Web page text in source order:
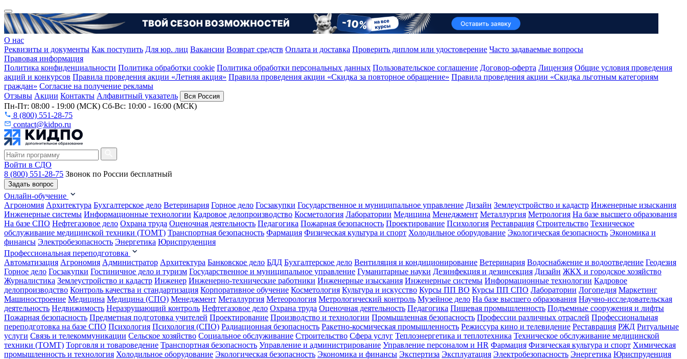
О нас
Реквизиты и документы Как поступить Для юр. лиц Вакансии Возврат средств Оплата и доставка Проверить диплом или удостоверение Часто задаваемые вопросы
Правовая информация
Политика конфиденциальности Политика обработки cookie Политика обработки персональных данных Пользовательское соглашение Договор-оферта Лицензия Общие условия проведения
акций и конкурсов Правила проведения акции «Летняя акция» Правила проведения акции «Скидка за повторное обращение» Правила проведения акции «Скидка льготным категориям
граждан» Согласие на получение рекламы
Отзывы Акции Контакты Алфавитный указатель Вся Россия
Пн-Пт: 08:00 - 19:00 (МСК) Сб-Вс: 10:00 - 16:00 (МСК)
8 (800) 551-28-75
contact@kidpo.ru
Войти в СДО
8 (800) 551-28-75 Звонок по России бесплатный
Задать вопрос
Онлайн-обучение
Агрономия Архитектура Бухгалтерское дело Ветеринария Горное дело Госзакупки Государственное и муниципальное управление Дизайн Землеустройство и кадастр Инженерные изыскания
Инженерные системы Информационные технологии Кадровое делопроизводство Косметология Лаборатории Медицина Менеджмент Металлургия Метрология На базе высшего образования
На базе СПО Нефтегазовое дело Охрана труда Оценочная деятельность Педагогика Пожарная безопасность Проектирование Психология Реставрация Строительство Техническое
обслуживание медицинской техники (ТОМТ) Транспортная безопасность Фармация Физическая культура и спорт Холодильное оборудование Экологическая безопасность Экономика и
финансы Электробезопасность Энергетика Юриспруденция
Профессиональная переподготовка
Автоматизация Агрономия Администратор Архитектура Банковское дело БДД Бухгалтерское дело Вентиляция и кондиционирование Ветеринария Водоснабжение и водоотведение Геодезия
Горное дело Госзакупки Гостиничное дело и туризм Государственное и муниципальное управление Гуманитарные науки Дезинфекция и дезинсекция Дизайн ЖКХ и городское хозяйство
Журналистика Землеустройство и кадастр Инженер Инженерно-технические работники Инженерные изыскания Инженерные системы Информационные технологии Кадровое
делопроизводство Контроль качества и стандартизация Корпоративное обучение Косметология Культура и искусство Курсы ПП ВО Курсы ПП СПО Лаборатории Логопедия Маркетинг
Машиностроение Медицина Медицина (СПО) Менеджмент Металлургия Метеорология Метрологический контроль Музейное дело На базе высшего образования Научно-исследовательская
деятельность Недвижимость Неразрушающий контроль Нефтегазовое дело Охрана труда Оценочная деятельность Педагогика Пищевая промышленность Подъемные сооружения и лифты
Пожарная безопасность Предметная подготовка учителей Проектирование Производство и технологии Промышленная безопасность Профессии различных отраслей Профессиональная
переподготовка на базе СПО Психология Психология (СПО) Радиационная безопасность Ракетно-космическая промышленность Режиссура кино и телевидение Реставрация РЖД Ритуальные
услуги Связь и телекоммуникации Сельское хозяйство Социальное обслуживание Строительство Сфера услуг Теплоэнергетика и теплотехника Техническое обслуживание медицинской
техники (ТОМТ) Торговля и товароведение Транспортная безопасность Управление и администрирование Управление персоналом и HR Фармация Физическая культура и спорт Химическая
промышленность и технология Холодильное оборудование Экологическая безопасность Экономика и финансы Экспертиза Эксплуатация Электробезопасность Энергетика Юриспруденция